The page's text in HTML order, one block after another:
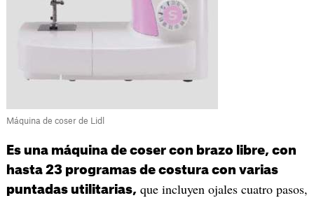
Máquina de coser de Lidl
Es una máquina de coser con brazo libre, con
hasta 23 programas de costura con varias
puntadas utilitarias, que incluyen ojales cuatro pasos,